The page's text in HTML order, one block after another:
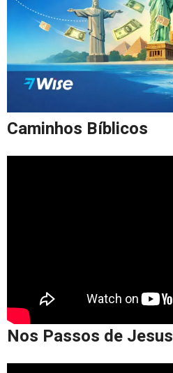
Caminhos Bíblicos
Nos Passos de Jesus